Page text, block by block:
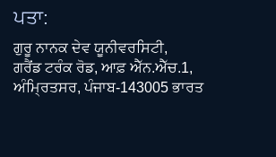
ਪਤਾ:
ਗੁਰੂ ਨਾਨਕ ਦੇਵ ਯੂਨੀਵਰਸਿਟੀ,
ਗਰੈਂਡ ਟਰੰਕ ਰੋਡ, ਆਫ਼ ਐੱਨ.ਐੱਚ.1,
ਅੰਮ੍ਰਿਤਸਰ, ਪੰਜਾਬ-143005 ਭਾਰਤ